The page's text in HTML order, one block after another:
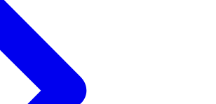
Passend Onderwijs